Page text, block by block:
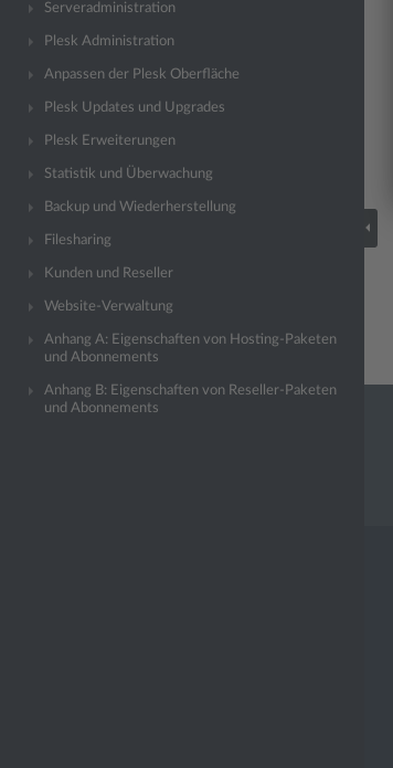
Serveradministration
Plesk Administration
Anpassen der Plesk Oberfläche
Plesk Updates und Upgrades
Plesk Erweiterungen
Statistik und Überwachung
Backup und Wiederherstellung
Filesharing
Kunden und Reseller
Website-Verwaltung
Anhang A: Eigenschaften von Hosting-Paketen
und Abonnements
Anhang B: Eigenschaften von Reseller-Paketen
und Abonnements